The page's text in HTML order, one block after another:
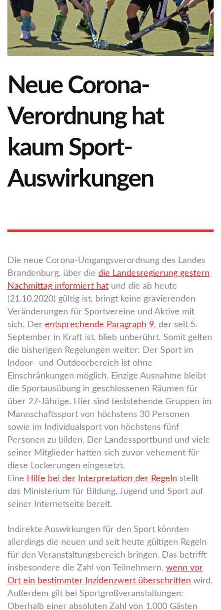
Neue Corona-
Verordnung hat
kaum Sport-
Auswirkungen
Die neue Corona-Umgangsverordnung des Landes
Brandenburg, über die die Landesregierung gestern
Nachmittag informiert hat und die ab heute
(21.10.2020) gültig ist, bringt keine gravierenden
Veränderungen für Sportvereine und Aktive mit
sich. Der entsprechende Paragraph 9, der seit 5.
September in Kraft ist, blieb unberührt. Somit gelten
die bisherigen Regelungen weiter: Der Sport im
Indoor- und Outdoorbereich ist ohne
Einschränkungen möglich. Einzige Ausnahme bleibt
die Sportausübung in geschlossenen Räumen für
über 27-Jährige. Hier sind feststehende Gruppen im
Mannschaftssport von höchstens 30 Personen
sowie im Individualsport von höchstens fünf
Personen zu bilden. Der Landessportbund und viele
seiner Mitglieder hatten sich zuvor vehement für
diese Lockerungen eingesetzt.
Eine Hilfe bei der Interpretation der Regeln stellt
das Ministerium für Bildung, Jugend und Sport auf
seiner Internetseite bereit.
Indirekte Auswirkungen für den Sport könnten
allerdings die neuen und seit heute gültigen Regeln
für den Veranstaltungsbereich bringen. Das betrifft
insbesondere die Zahl von Teilnehmern, wenn vor
Ort ein bestimmter Inzidenzwert überschritten wird.
Außerdem gilt bei Sportgroßveranstaltungen:
Oberhalb einer absoluten Zahl von 1.000 Gästen